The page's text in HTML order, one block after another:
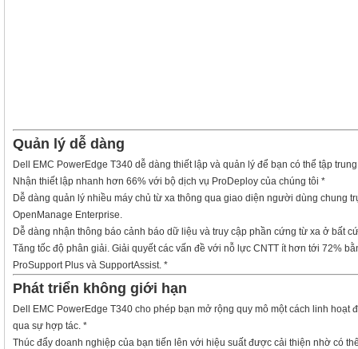
Quản lý dễ dàng
Dell EMC PowerEdge T340 dễ dàng thiết lập và quản lý để bạn có thể tập
Nhận thiết lập nhanh hơn 66% với bộ dịch vụ ProDeploy của chúng tôi *
Dễ dàng quản lý nhiều máy chủ từ xa thông qua giao diện người dùng chung
OpenManage Enterprise.
Dễ dàng nhận thông báo cảnh báo dữ liệu và truy cập phần cứng từ xa ở bất
Tăng tốc độ phân giải. Giải quyết các vấn đề với nỗ lực CNTT ít hơn tới 72%
ProSupport Plus và SupportAssist. *
Phát triển không giới hạn
Dell EMC PowerEdge T340 cho phép bạn mở rộng quy mô một cách linh
qua sự hợp tác. *
Thúc đẩy doanh nghiệp của bạn tiến lên với hiệu suất được cải thiện nhờ có